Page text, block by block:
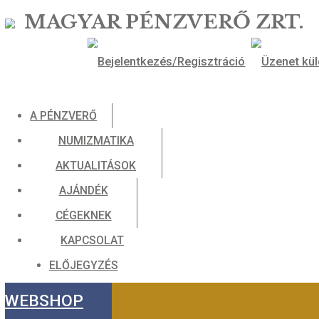
MAGYAR PÉNZVERŐ
NUMIZMATIKA
AKTUALITÁSOK
AJÁNDÉK
CÉGEKNEK
KAPCSOLAT
ELŐJEGYZÉS